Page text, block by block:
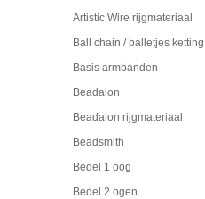
Artistic Wire rijgmateriaal
Ball chain / balletjes ketting
Basis armbanden
Beadalon
Beadalon rijgmateriaal
Beadsmith
Bedel 1 oog
Bedel 2 ogen